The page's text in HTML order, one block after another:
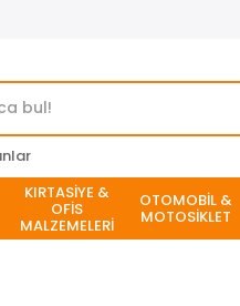
KIRTASİYE &
OFİS
MALZEMELERİ
OTOMOBİL &
MOTOSİKLET